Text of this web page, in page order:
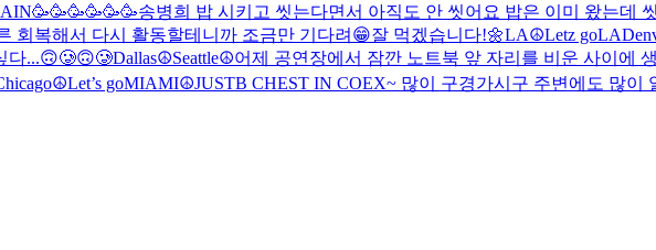
송병희 밥 시키고 씻는다면서 아직도 안 씻어요 밥은 이미 왔는데
회복해서 다시 활동할테니까 조금만 기다려😁잘 먹겠습니다!🌼LA☮️Letz goLA
다...🙃🥲🙃🥲Dallas☮️Seattle☮️어제 공연장에서 잠깐 노트북 앞 자리를 비운 사이에
Let’s goMIAMI☮️JUSTB CHEST IN COEX~ 많이 구경가시구 주변에도 많이